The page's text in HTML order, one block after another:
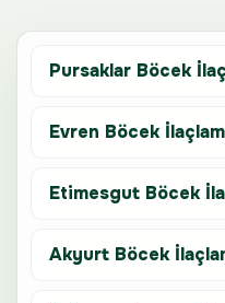
Pursaklar Böcek
Evren Böcek
Etimesgut Böcek
Akyurt Böcek